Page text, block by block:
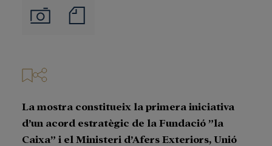
Imágenes
de
La mostra constitueix la primera iniciativa
d’un acord estratègic de la Fundació ”la
Caixa” i el Ministeri d’Afers Exteriors, Unió